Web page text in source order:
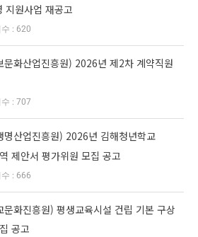
지원사업 재공고
620
문화산업진흥원) 2026년 제2차 계약직원
707
명산업진흥원) 2026년 김해청년학교
제안서 평가위원 모집 공고
666
문화진흥원) 평생교육시설 건립 기본 구상
공고